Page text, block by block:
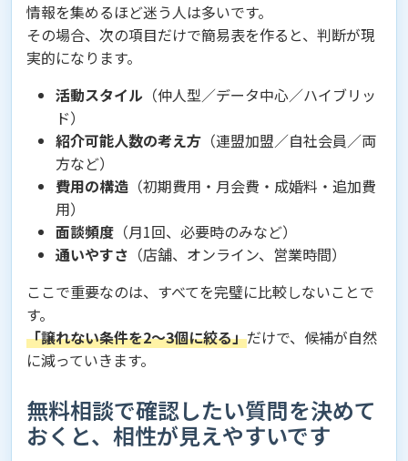
情報を集めるほど迷う人は多いです。
その場合、次の項目だけで簡易表を作ると、判断が現
実的になります。
活動スタイル （仲人型／データ中心／ハイブリッ
ド）
紹介可能人数の考え方 （連盟加盟／自社会員／両
方など）
費用の構造 （初期費用・月会費・成婚料・追加費
用）
面談頻度 （月1回、必要時のみなど）
通いやすさ （店舗、オンライン、営業時間）
ここで重要なのは、すべてを完璧に比較しないことで
す。
「譲れない条件を2〜3個に絞る」だけで、候補が自然
に減っていきます。
無料相談で確認したい質問を決めて
おくと、相性が見えやすいです